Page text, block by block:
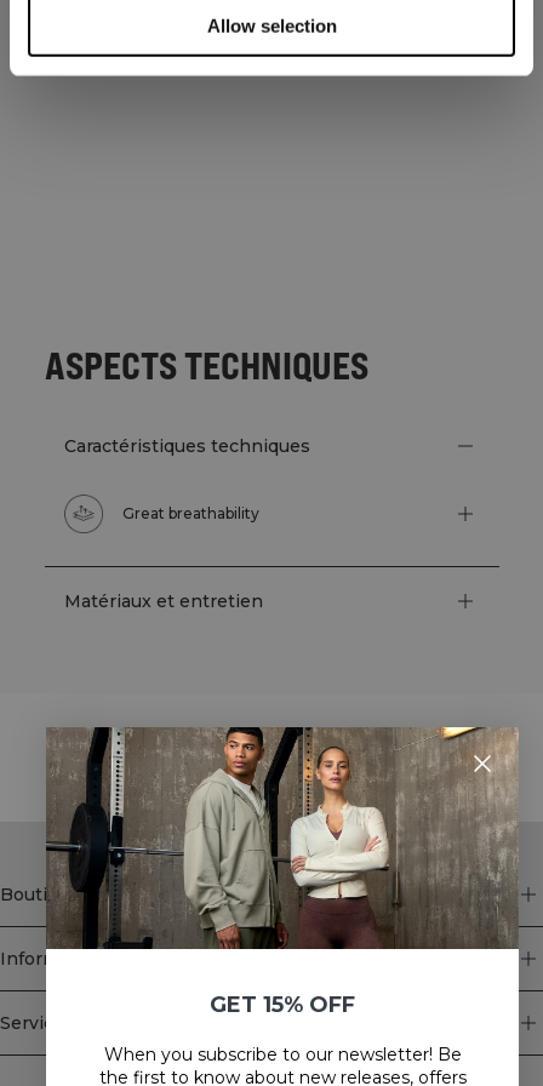
Allow selection
ASPECTS TECHNIQUES
Caractéristiques techniques
Great breathability
Matériaux et entretien
STYLE WITH
Boutique
Information
Service client
Newsletter
GET 15% OFF
When you subscribe to our newsletter! Be
the first to know about new releases, offers